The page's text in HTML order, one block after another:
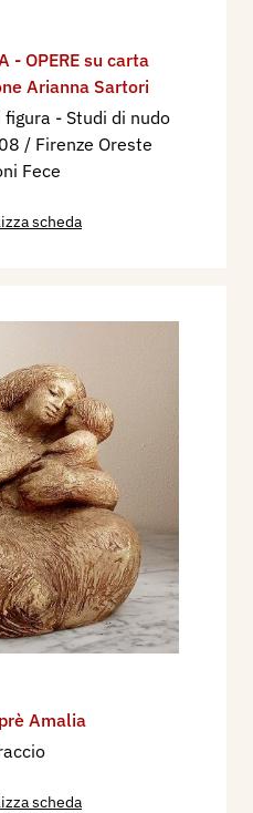
- OPERE su carta
Arianna Sartori
figura - Studi di nudo
/ Firenze Oreste
Fece
scheda
Amalia
scheda